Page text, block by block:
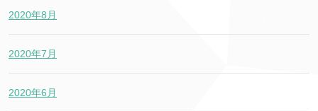
2020年8月
2020年7月
2020年6月